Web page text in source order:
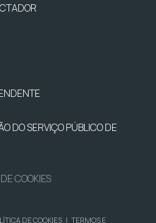
DO SERVIÇO PÚBLICO DE
COOKIES
DE COOKIES | TERMOS E